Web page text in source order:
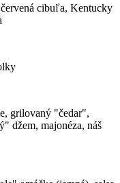
cibuľa, Kentucky
grilovaný "čedar",
džem, majonéza, náš